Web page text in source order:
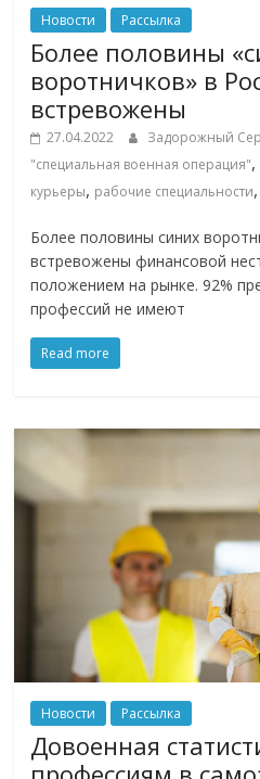
Новости Рассылка
Более половины
воротничков» в
встревожены
27.04.2022 Задорожный
"специальная военная операция",
курьеры, рабочие специальности,
Более половины синих
встревожены финансовой
положением на рынке. 92%
профессий не имеют
Read more
Новости Рассылка
Довоенная